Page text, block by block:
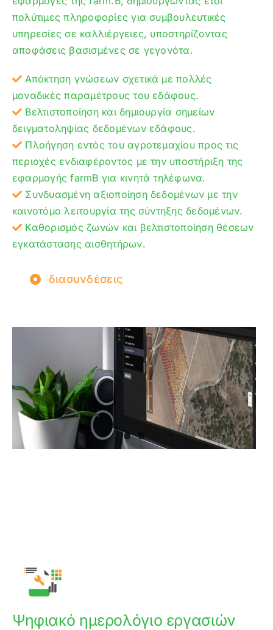
πολύτιμες πληροφορίες για συμβουλευτικές
υπηρεσίες σε καλλιέργειες, υποστηρίζοντας
αποφάσεις βασισμένες σε γεγονότα.
Απόκτηση γνώσεων σχετικά με πολλές
μοναδικές παραμέτρους του εδάφους.
Βελτιστοποίηση και δημιουργία σημείων
δειγματοληψίας δεδομένων εδάφους.
Πλοήγηση εντός του αγροτεμαχίου προς τις
περιοχές ενδιαφέροντος με την υποστήριξη της
εφαρμογής farmB για κινητά τηλέφωνα.
Συνδυασμένη αξιοποίηση δεδομένων με την
καινοτόμο λειτουργία της σύντηξης δεδομένων.
Καθορισμός ζωνών και βελτιστοποίηση θέσεων
εγκατάστασης αισθητήρων.
διασυνδέσεις
Ψηφιακό ημερολόγιο εργασιών